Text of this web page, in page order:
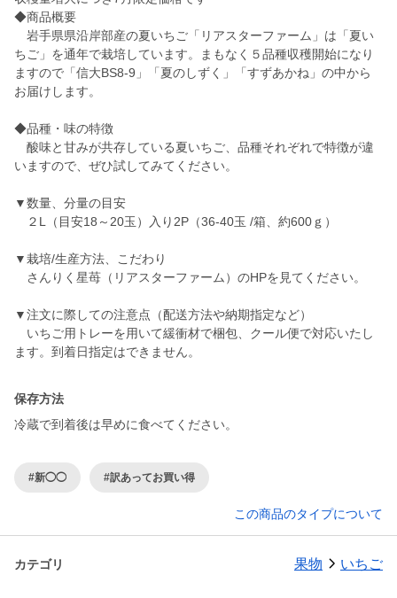
◆商品概要
岩手県県沿岸部産の夏いちご「リアスターファーム」は「夏い
ちご」を通年で栽培しています。まもなく５品種収穫開始になり
ますので「信大BS8-9」「夏のしずく」「すずあかね」の中から
お届けします。
◆品種・味の特徴
酸味と甘みが共存している夏いちご、品種それぞれで特徴が違
いますので、ぜひ試してみてください。
▼数量、分量の目安
２L（目安18～20玉）入り2P（36-40玉 /箱、約600ｇ）
▼栽培/生産方法、こだわり
さんりく星苺（リアスターファーム）のHPを見てください。
▼注文に際しての注意点（配送方法や納期指定など）
いちご用トレーを用いて緩衝材で梱包、クール便で対応いたし
保存方法
冷蔵で到着後は早めに食べてください。
#新◯◯ #訳あってお買い得
この商品のタイプについて
カテゴリ 果物 いちご